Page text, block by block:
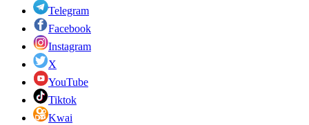
Telegram
Facebook
Instagram
X
YouTube
Tiktok
Kwai